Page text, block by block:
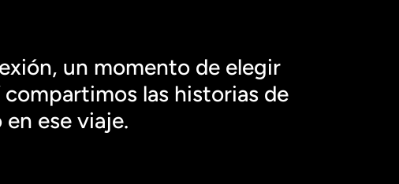
un momento de elegir
las historias de
ese viaje.